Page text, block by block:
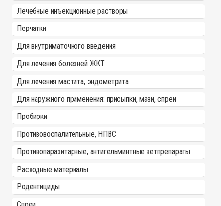
Лечебные инъекционные растворы
Перчатки
Для внутриматочного введения
Для лечения болезней ЖКТ
Для лечения мастита, эндометрита
Для наружного применения: присыпки, мази, спреи
Пробирки
Противовоспалительные, НПВС
Противопаразитарные, антигельминтные ветпрепараты
Расходные материалы
Родентициды